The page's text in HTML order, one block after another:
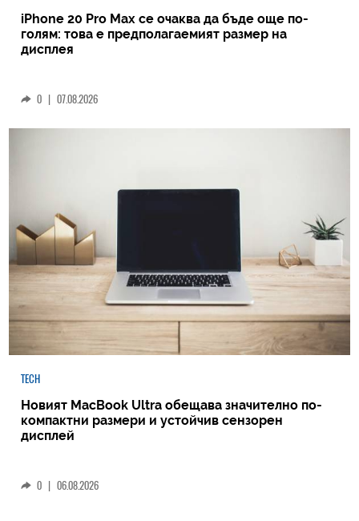
iPhone 20 Pro Max се очаква да бъде още по-
голям: това е предполагаемият размер на
дисплея
0 | 07.08.2026
TECH
Новият MacBook Ultra обещава значително по-
компактни размери и устойчив сензорен
дисплей
0 | 06.08.2026